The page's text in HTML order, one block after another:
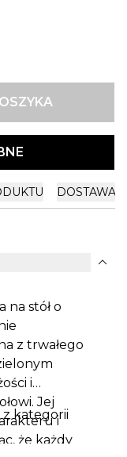
DOSTAWA
expand_more
na stół o
z trwałego
i
Jej
i
że każdy
kategorii